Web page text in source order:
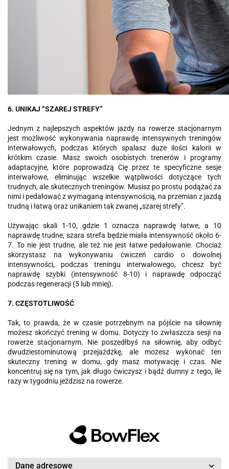
6. UNIKAJ “SZAREJ STREFY”
Jednym z najlepszych aspektów jazdy na rowerze stacjonarnym
jest możliwość wykonywania naprawdę intensywnych treningów
interwałowych, podczas których spalasz duże ilości kalorii w
krótkim czasie. Masz swoich osobistych trenerów i programy
adaptacyjne, które poprowadzą Cię przez te specyficzne sesje
interwałowe, eliminując wszelkie wątpliwości dotyczące tych
trudnych, ale skutecznych treningów. Musisz po prostu podążać za
nimi i pedałować z wymaganą intensywnością, na przemian z jazdą
trudną i łatwą oraz unikaniem tak zwanej „szarej strefy”.
Używając skali 1-10, gdzie 1 oznacza naprawdę łatwe, a 10
naprawdę trudne, szara strefa będzie miała intensywność około 6-
7. To nie jest trudne, ale też nie jest łatwe pedałowanie. Chociaż
skorzystasz na wykonywaniu ćwiczeń cardio o dowolnej
intensywności, podczas treningu interwałowego, chcesz być
naprawdę szybki (intensywność 8-10) i naprawdę odpocząć
podczas regeneracji (5 lub mniej).
7. CZĘSTOTLIWOŚĆ
Tak, to prawda, że w czasie potrzebnym na pójście na siłownię
możesz skończyć trening w domu. Dotyczy to zwłaszcza sesji na
rowerze stacjonarnym. Nie poszedłbyś na siłownię, aby odbyć
dwudziestominutową przejażdżkę, ale możesz wykonać ten
skuteczny trening w domu, gdy masz motywację i czas. Nie
koncentruj się na tym, jak długo ćwiczysz i bądź dumny z tego, ile
razy w tygodniu jeździsz na rowerze.
Dane adresowe